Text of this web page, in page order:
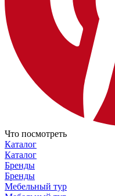
Что посмотреть
Каталог
Каталог
Бренды
Бренды
Мебельный тур